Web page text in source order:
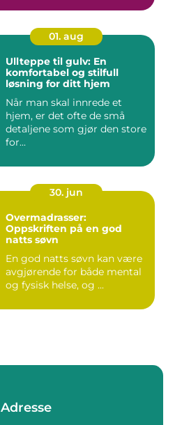
01. aug
Ullteppe til gulv: En
komfortabel og stilfull
løsning for ditt hjem
Når man skal innrede et
hjem, er det ofte de små
detaljene som gjør den store
for...
30. jun
Overmadrasser:
Oppskriften på en god
natts søvn
En god natts søvn kan være
avgjørende for både mental
og fysisk helse, og ...
Adresse